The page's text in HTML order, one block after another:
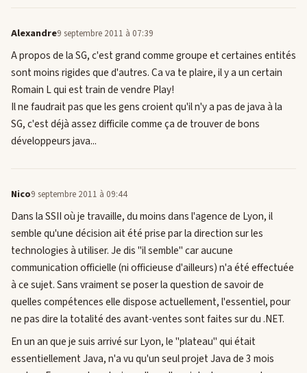
Alexandre9 septembre 2011 à 07:39
A propos de la SG, c'est grand comme groupe et certaines entités
sont moins rigides que d'autres. Ca va te plaire, il y a un certain
Romain L qui est train de vendre Play!
Il ne faudrait pas que les gens croient qu'il n'y a pas de java à la
SG, c'est déjà assez difficile comme ça de trouver de bons
développeurs java...
Nico9 septembre 2011 à 09:44
Dans la SSII où je travaille, du moins dans l'agence de Lyon, il
semble qu'une décision ait été prise par la direction sur les
technologies à utiliser. Je dis "il semble" car aucune
communication officielle (ni officieuse d'ailleurs) n'a été effectuée
à ce sujet. Sans vraiment se poser la question de savoir de
quelles compétences elle dispose actuellement, l'essentiel, pour
ne pas dire la totalité des avant-ventes sont faites sur du .NET.
En un an que je suis arrivé sur Lyon, le "plateau" qui était
essentiellement Java, n'a vu qu'un seul projet Java de 3 mois